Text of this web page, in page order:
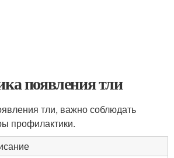
появления тли
тли, важно соблюдать
профилактики.